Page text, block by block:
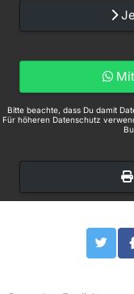
Bitte beachte, dass Du damit
Für höheren Datenschutz